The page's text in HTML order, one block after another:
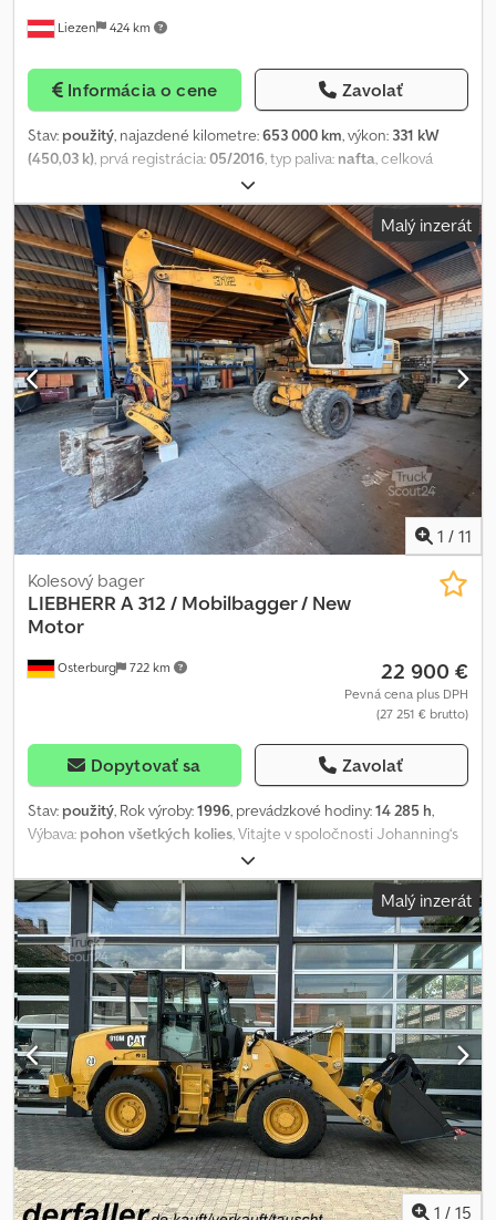
Liezen 424 km
Informácia o cene Zavolať
Stav: použitý, najazdené kilometre:653 000 km, výkon: 331 kW
(450,03 k), prvá registrácia:05/2016, typ paliva: nafta, celková
, konfigurácia náprav:
retardér, farba:biely, typ prevodu:poloautomatický, emisná
trieda:Euro 6, Rok výroby:2016, Výbava:ABS, elektronický
stabilizačný program (ESP), klimatizácia, nezávislé kúrenie,
Ťahač SCANIA G450 4X2 BL Opticruise so spojkou, sklápacia
hydraulika Stav: veľmi dobrý Pneumatiky: 80% Náves:
Schwarzmüller 3-nápravový 24m³ Hardox, 2 zdvíhacie nápravy, rok
výroby 2013 Vlastná hmotnosť: 6800 kg Dwodjx Sum Nopfx Ankoa
Stav: veľmi dobrý Pneumatiky: 60-80%
Malý inzerát
1 / 11
Osterburg 722 km
Kolesový bager
LIEBHERR A 312 / Mobilbagger / New
Motor
22 900 €
Pevná cena plus DPH
(27 251 € brutto)
Dopytovať sa Zavolať
Stav: použitý, Rok výroby:1996, prevádzkové hodiny:14 285 h,
Výbava: pohon všetkých kolies, Vitajte v spoločnosti Johanning‘s
Nutzfahrzeuge, váš špecialista na mladé a exkluzívne úžitkové
vozidlá a stavebné stroje. IHNEĎ k dispozícii! Možnosť dodania.
Možnosť financovania. Sídlo: 39606 Osterburg Djdpfsyhz N Esx
Ankewa NEMECKÝ STROJ! Prevádzkové hodiny: 11 425 h Rok
výroby: 2008 Motor/ KW: Liebherr 65 kW Vlastná hmotnosť: 13 500
kg. Planírovacia radlica, hydraulická príprava na drapák. Prídavné
zariadenia na vyžiadanie. - Drapák - Hlboká lyžica - Hlboká lyžica -
Široká lyžica na výkopové práce Johanning‘s Nutzfahrzeuge, váš
partner pre exkluzívne a mladé úžitkové vozidlá a stavebné stroje.
Naše služby – Vaše výhody (po predaji): Odkúpime vaše vozidlo (v
akomkoľvek stave) – okamžité zrušenie evidencie vozidla zdarma
– služba prihlásenia vozidla za 150 € (vrátane poplatkov a EČV) –
krátkodobá registrácia – obhliadka a skúšobná jazda po
telefonickej dohode kedykoľvek možná – doručenie až domov po
dohode možné Zmena a predaj vyhradené.
Malý inzerát
1 / 15